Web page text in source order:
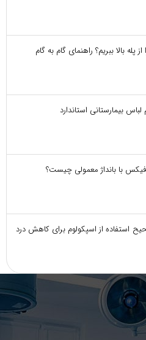
پله بالا ببریم؟ راهنمای گام به گام
بیمارستانی استاندارد
با بانداژ معمولی چیست؟
استفاده از اسپکولوم برای کاهش درد